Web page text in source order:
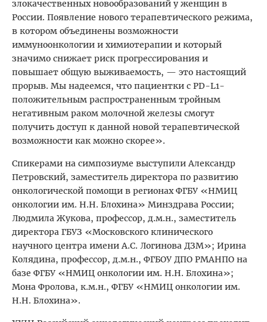
злокачественных новообразований у женщин в
России. Появление нового терапевтического режима,
в котором объединены возможности
иммуноонкологии и химиотерапии и который
значимо снижает риск прогрессирования и
повышает общую выживаемость, — это настоящий
прорыв. Мы надеемся, что пациентки с PD-L1-
положительным распространенным тройным
негативным раком молочной железы смогут
получить доступ к данной новой терапевтической
возможности как можно скорее».
Спикерами на симпозиуме выступили Александр
Петровский, заместитель директора по развитию
онкологической помощи в регионах ФГБУ «НМИЦ
онкологии им. Н.Н. Блохина» Минздрава России;
Людмила Жукова, профессор, д.м.н., заместитель
директора ГБУЗ «Московского клинического
научного центра имени А.С. Логинова ДЗМ»; Ирина
Колядина, профессор, д.м.н., ФГБОУ ДПО РМАНПО на
базе ФГБУ «НМИЦ онкологии им. Н.Н. Блохина»;
Мона Фролова, к.м.н., ФГБУ «НМИЦ онкологии им.
Н.Н. Блохина».